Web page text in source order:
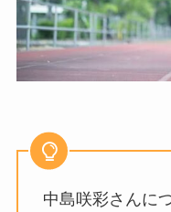
中島咲彩さんに